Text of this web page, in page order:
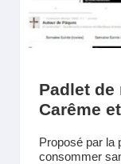
Padlet
Carême
Proposé par la
consommer